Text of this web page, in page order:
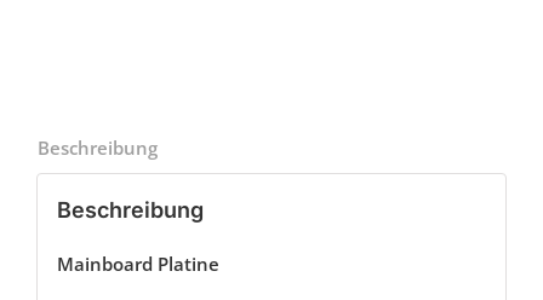
Beschreibung
Beschreibung
Mainboard Platine